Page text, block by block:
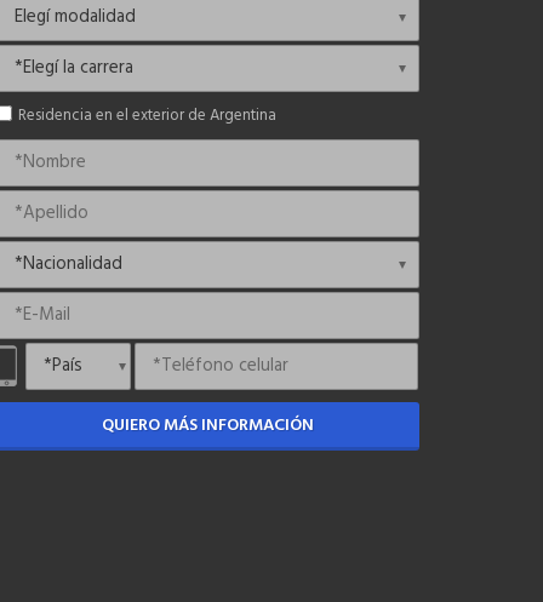
Residencia en el exterior de Argentina
QUIERO MÁS INFORMACIÓN